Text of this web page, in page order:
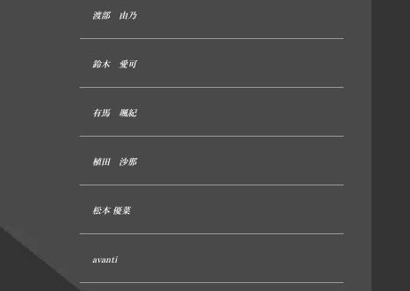
渡部 由乃
鈴木 愛可
有馬 颯紀
植田 沙那
松本 優菜
avanti